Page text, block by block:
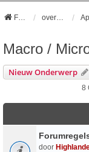
Forum
Macro /
Nieuw Onderwerp
8
door